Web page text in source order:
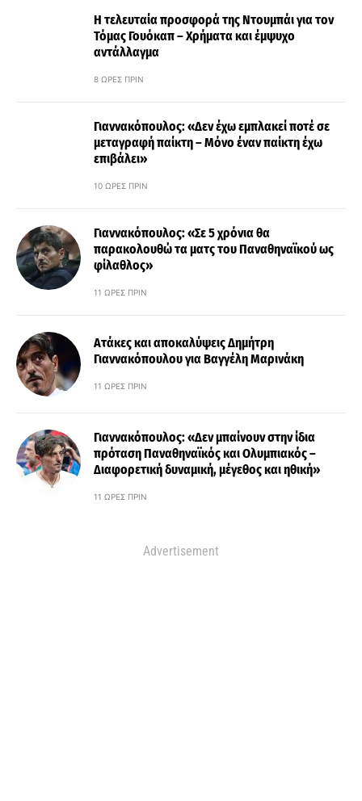
Η τελευταία προσφορά της Ντουμπάι για τον
Τόμας Γουόκαπ – Χρήματα και έμψυχο
αντάλλαγμα
8 ΏΡΕΣ ΠΡΙΝ
Γιαννακόπουλος: «Δεν έχω εμπλακεί ποτέ σε
μεταγραφή παίκτη – Μόνο έναν παίκτη έχω
επιβάλει»
10 ΏΡΕΣ ΠΡΙΝ
Γιαννακόπουλος: «Σε 5 χρόνια θα
παρακολουθώ τα ματς του Παναθηναϊκού ως
φίλαθλος»
11 ΏΡΕΣ ΠΡΙΝ
Ατάκες και αποκαλύψεις Δημήτρη
Γιαννακόπουλου για Βαγγέλη Μαρινάκη
11 ΏΡΕΣ ΠΡΙΝ
Γιαννακόπουλος: «Δεν μπαίνουν στην ίδια
πρόταση Παναθηναϊκός και Ολυμπιακός –
Διαφορετική δυναμική, μέγεθος και ηθική»
11 ΏΡΕΣ ΠΡΙΝ
Advertisement